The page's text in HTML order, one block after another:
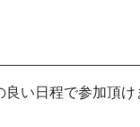
い日程で参加頂け